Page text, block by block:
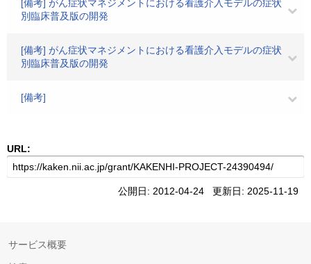
[備考] がん症状マネジメントにおける看護介入モデルの症状
別臨床普及版の開発
[備考] がん症状マネジメントにおける看護介入モデルの症状
別臨床普及版の開発
[備考]
URL:
公開日: 2012-04-24 更新日: 2025-11-19
サービス概要